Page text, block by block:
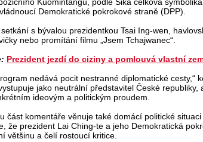
Demokratické pokrokové straně (DPP).
s bývalou prezidentkou Tsai Ing-wen,
nebo promítání filmu „Jsem Tchajwanec“.
Prezident jezdí do ciziny a pomlouvá vlastní
nedává pocit nestranné diplomatické cesty,“
jako neutrální představitel České republiky,
ideovým a politickým proudem.
část komentáře věnuje také domácí politické situaci
že prezident Lai Ching-te a jeho Demokratická
většinu a čelí rostoucí kritice.